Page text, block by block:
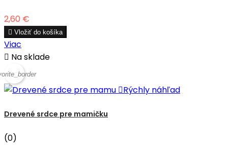
Cena
2,60 €
 Vložiť do košíka
Viac
 Na sklade
Rýchly náhľad
Drevené srdce pre mamičku
(0)